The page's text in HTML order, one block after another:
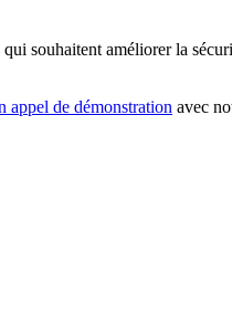
souhaitent améliorer la
appel de démonstration avec